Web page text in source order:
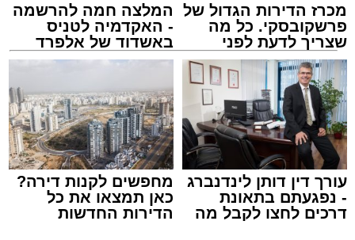
צילום: דוברות איחוד הצלה
מערכת האתר / 15:39 07.08.26
תגים:איחוד הצלה, אשדוד, הצלה
מכרז הדירות הגדול של
פרשקובסקי. כל מה
שצריך לדעת לפני
שמגישים הצעה לדירה
באשדוד
המלצה חמה להרשמה
- האקדמיה לטניס
באשדוד של אלפרד
קריאולנסקי - לילדים
עורך דין דותן לינדנברג
- נפגעתם בתאונת
דרכים לחצו לקבל מה
מחפשים לקנות דירה?
כאן תמצאו את כל
הדירות החדשות